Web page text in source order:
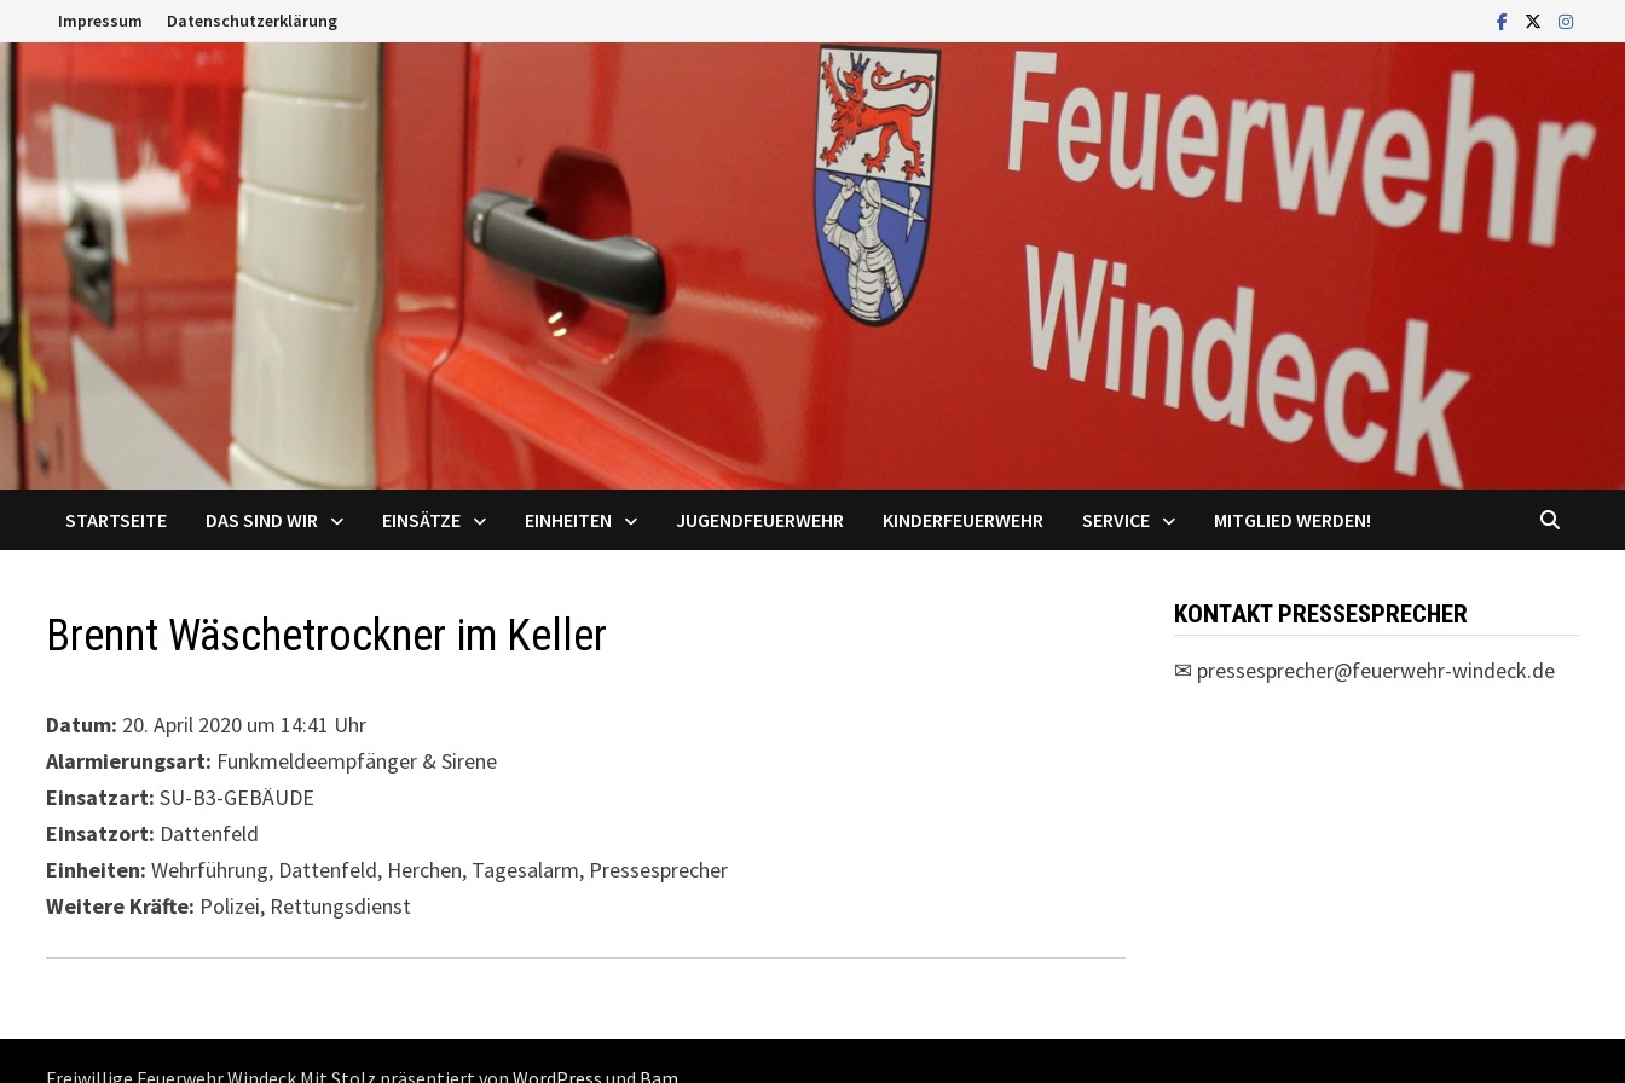
Inhalt
springen
Impressum Datenschutzerklärung
STARTSEITE DAS SIND WIR EINSÄTZE EINHEITEN JUGENDFEUERWEHR KINDERFEUERWEHR SERVICE MITGLIED WERDEN!
Brennt Wäschetrockner im Keller
Datum: 20. April 2020 um 14:41 Uhr
Alarmierungsart: Funkmeldeempfänger & Sirene
Einsatzart: SU-B3-GEBÄUDE
Einsatzort: Dattenfeld
Einheiten: Wehrführung, Dattenfeld, Herchen, Tagesalarm, Pressesprecher
Weitere Kräfte: Polizei, Rettungsdienst
KONTAKT PRESSESPRECHER
✉ pressesprecher@feuerwehr-windeck.de
Freiwillige Feuerwehr Windeck Mit Stolz präsentiert vonWordPress und Bam